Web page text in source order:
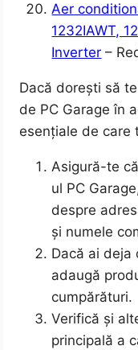
Aer
1232IAWT,
Inverter –
Dacă dorești să
de PC Garage în
esențiale de care
Asigură-te
ul PC
despre
și numele
Dacă ai deja
adaugă
cumpărături.
Verifică și
principală a